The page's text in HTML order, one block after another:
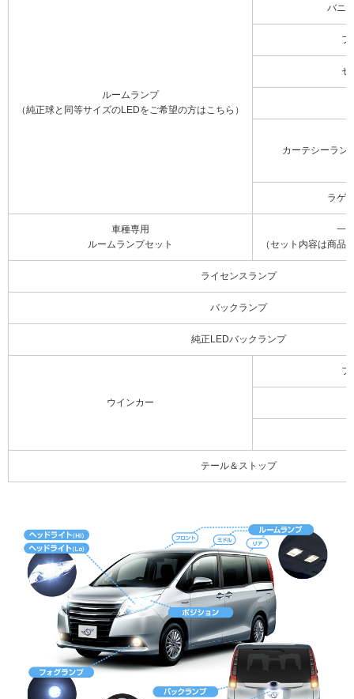
ルームランプ
（純正球と同等サイズのLEDをご希望の方はこちら）
バニ
フ
セ
カーテシーラン
ラゲ
車種専用
ルームランプセット
一
（セット内容は商品
ライセンスランプ
バックランプ
純正LEDバックランプ
ウインカー
フ
テール＆ストップ